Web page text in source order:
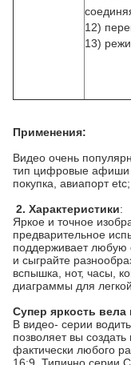
12)
13)
Применения:
Видео очень
тип цифровые афиши
покупка, авиапорт etc;
2. Характеристики:
Яркое и точное
предварительное
поддерживает любую
и сыграйте
вспышка, нот, часы,
диаграммы для
Супер яркость
В видео- серии
позволяет вы
фактически любого